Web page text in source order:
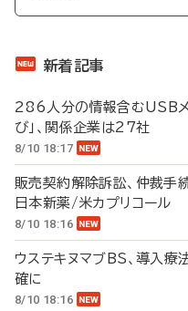
新着記事
286人分の情報含むUSB
び」、関係企業は27社
8/10 18:17
販売契約解除訴訟、仲裁手
日本新薬/米カプリコール
8/10 18:16
ウステキヌマブBS、導入
確に
8/10 18:16